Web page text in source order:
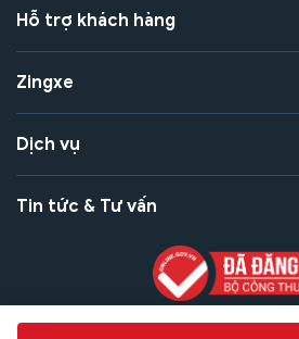
Hỗ trợ khách hàng
Zingxe
Dịch vụ
Tin tức & Tư vấn